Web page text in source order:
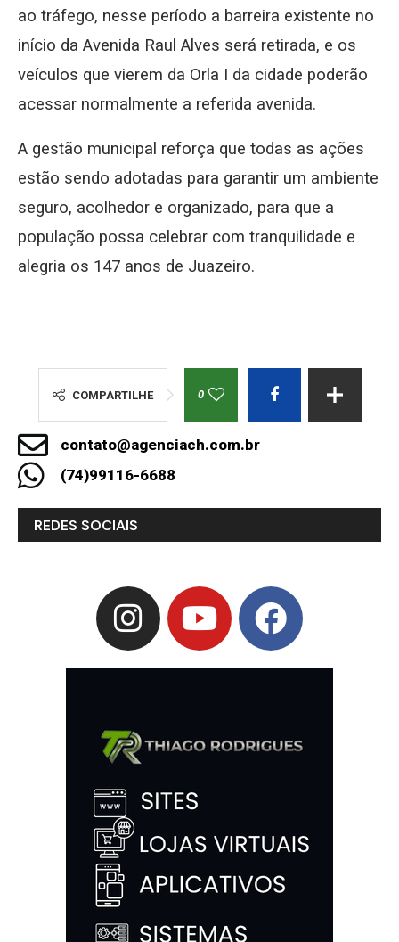
ao tráfego, nesse período a barreira existente no
início da Avenida Raul Alves será retirada, e os
veículos que vierem da Orla I da cidade poderão
acessar normalmente a referida avenida.
A gestão municipal reforça que todas as ações
estão sendo adotadas para garantir um ambiente
seguro, acolhedor e organizado, para que a
população possa celebrar com tranquilidade e
alegria os 147 anos de Juazeiro.
COMPARTILHE 0
contato@agenciach.com.br
(74)99116-6688
REDES SOCIAIS